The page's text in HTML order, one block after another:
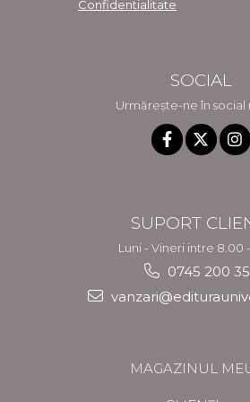
Confidentialitate
SOCIAL
Urmărește-ne în social
SUPORT
Luni - Vineri intre 8.00
0745 200
MAGAZINUL